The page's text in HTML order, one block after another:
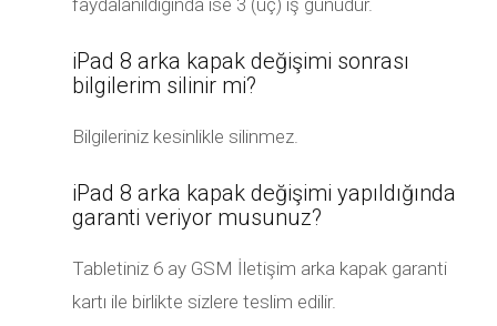
faydalanıldığında ise 3 (üç) iş günüdür.
iPad 8 arka kapak değişimi sonrası
bilgilerim silinir mi?
Bilgileriniz kesinlikle silinmez.
iPad 8 arka kapak değişimi yapıldığında
garanti veriyor musunuz?
Tabletiniz 6 ay GSM İletişim arka kapak garanti
kartı ile birlikte sizlere teslim edilir.